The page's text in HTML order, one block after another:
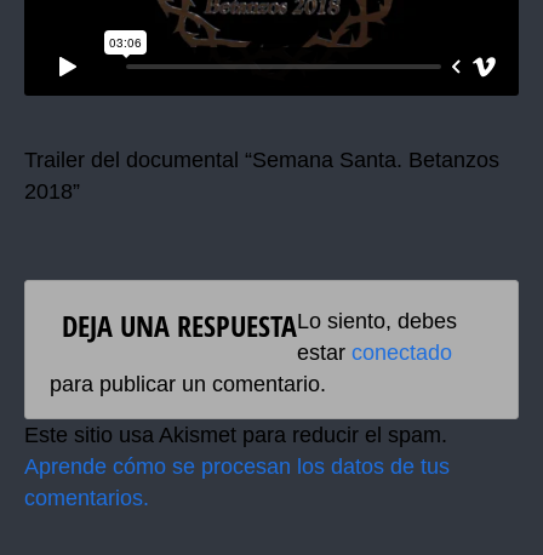
Trailer del documental “Semana Santa. Betanzos
2018”
DEJA UNA RESPUESTALo siento, debes
estar conectado
para publicar un comentario.
Este sitio usa Akismet para reducir el spam.
Aprende cómo se procesan los datos de tus
comentarios.